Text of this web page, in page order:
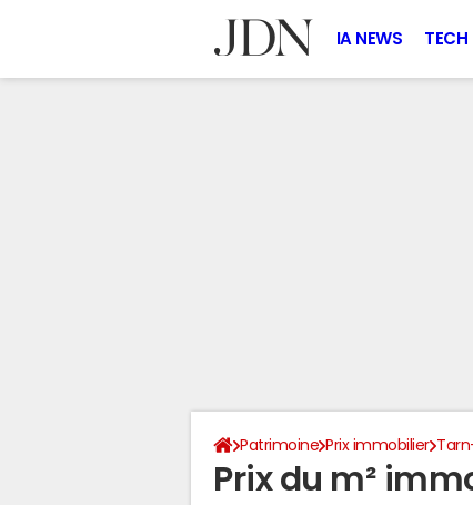
IA NEWS TECH
Patrimoine Prix immobilier
Prix du m²